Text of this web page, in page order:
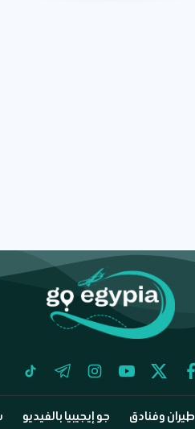
facebook
twitter
youtube
instagram
telegram
tiktok
طيران وفنادق جو إيجيبيا بالفيديو